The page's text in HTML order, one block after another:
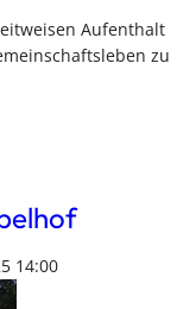
Aufenthalt
zu
14:00